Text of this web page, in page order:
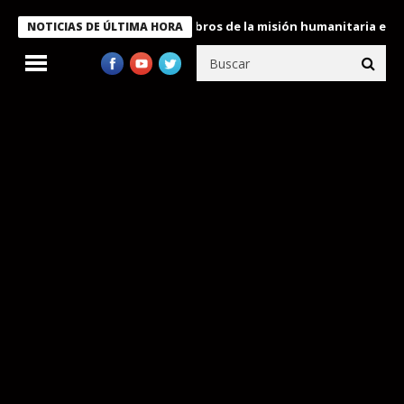
NOTICIAS DE ÚLTIMA HORA
Bukele condecora a miembros de la misión humanitaria enviada